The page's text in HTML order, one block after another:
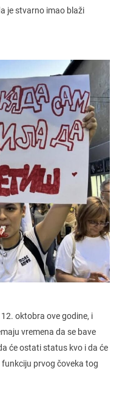
je stvarno imao blaži
oktobra ove godine, i
vremena da se bave
će ostati status kvo i da će
prvog čoveka tog